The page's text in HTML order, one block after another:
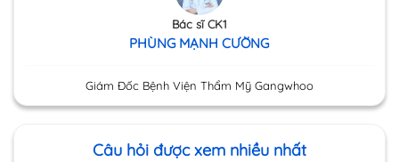
Bác sĩ CK1
PHÙNG MẠNH CƯỜNG
Giám Đốc Bệnh Viện Thẩm Mỹ Gangwhoo
Câu hỏi được xem nhiều nhất